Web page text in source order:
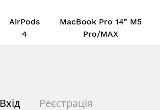
AirPods
4
MacBook Pro 14” M5
Pro/MAX
Вхід Реєстрація